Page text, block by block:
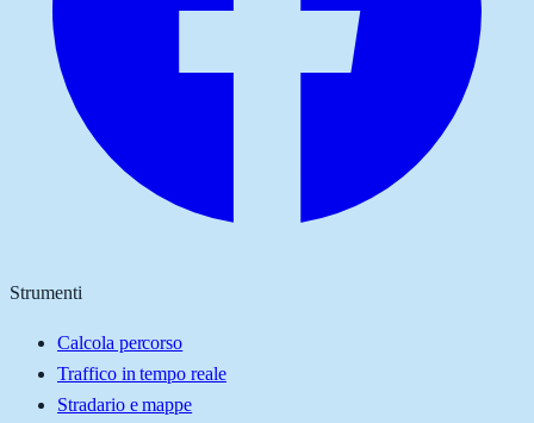
Strumenti
Calcola percorso
Traffico in tempo reale
Stradario e mappe